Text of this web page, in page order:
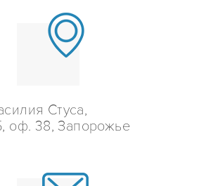
Стуса,
оф. 38, Запорожье